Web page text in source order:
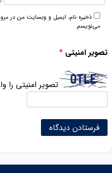
ذخیره نام، ایمیل و وبسایت من در
می‌نویسم.
تصویر امنیتی *
تصویر امنیتی را